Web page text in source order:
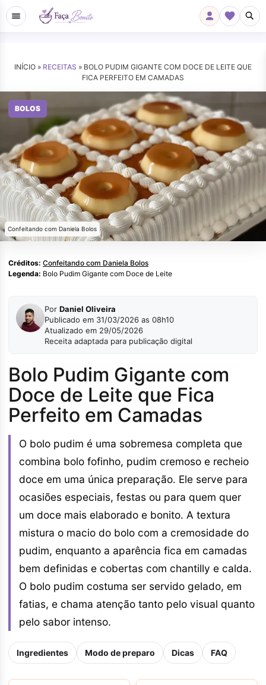
INÍCIO » RECEITAS » BOLO PUDIM GIGANTE COM DOCE DE LEITE QUE
FICA PERFEITO EM CAMADAS
BOLOS
Confeitando com Daniela Bolos
Créditos: Confeitando com Daniela Bolos
Legenda: Bolo Pudim Gigante com Doce de Leite
Por Daniel Oliveira
Publicado em 31/03/2026 as 08h10
Atualizado em 29/05/2026
Receita adaptada para publicação digital
Bolo Pudim Gigante com
Doce de Leite que Fica
Perfeito em Camadas
O bolo pudim é uma sobremesa completa que
combina bolo fofinho, pudim cremoso e recheio
doce em uma única preparação. Ele serve para
ocasiões especiais, festas ou para quem quer
um doce mais elaborado e bonito. A textura
mistura o macio do bolo com a cremosidade do
pudim, enquanto a aparência fica em camadas
bem definidas e cobertas com chantilly e calda.
O bolo pudim costuma ser servido gelado, em
fatias, e chama atenção tanto pelo visual quanto
pelo sabor intenso.
Ingredientes Modo de preparo Dicas FAQ